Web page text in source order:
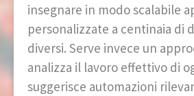
insegnare in modo scalabile
personalizzate a centinaia di
diversi. Serve invece un
analizza il lavoro effettivo di
suggerisce automazioni